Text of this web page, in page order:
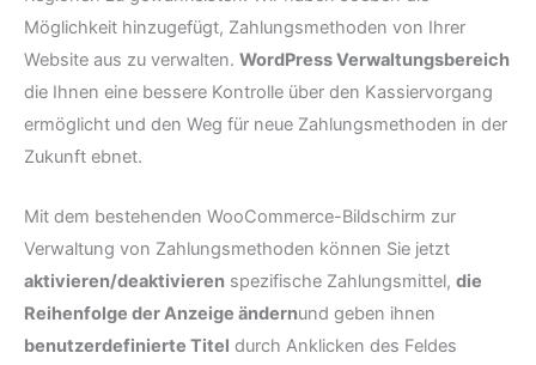
Möglichkeit hinzugefügt, Zahlungsmethoden von Ihrer
Website aus zu verwalten. WordPress Verwaltungsbereich
die Ihnen eine bessere Kontrolle über den Kassiervorgang
ermöglicht und den Weg für neue Zahlungsmethoden in der
Zukunft ebnet.
Mit dem bestehenden WooCommerce-Bildschirm zur
Verwaltung von Zahlungsmethoden können Sie jetzt
aktivieren/deaktivieren spezifische Zahlungsmittel, die
Reihenfolge der Anzeige ändernund geben ihnen
benutzerdefinierte Titel durch Anklicken des Feldes